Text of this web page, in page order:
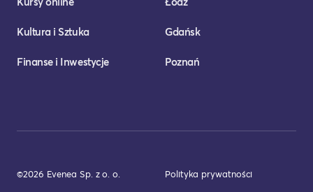
Kultura i Sztuka
Finanse i Inwestycje
Gdańsk
Poznań
©2026 Evenea Sp. z o. o. Polityka prywatności